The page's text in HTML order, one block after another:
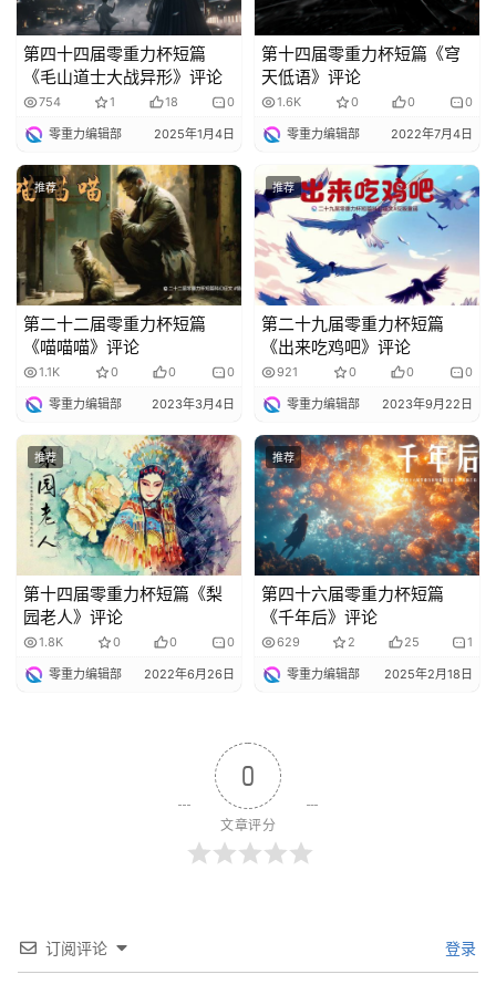
库
第四十四届零重力杯短篇
《毛山道士大战异形》评论
754 1 18 0
零重力编辑部 2025年1月4日
第十四届零重力杯短篇《穹
天低语》评论
1.6K 0 0 0
零重力编辑部 2022年7月4日
推荐
第二十二届零重力杯短篇
《喵喵喵》评论
1.1K 0 0 0
零重力编辑部 2023年3月4日
推荐
第二十九届零重力杯短篇
《出来吃鸡吧》评论
921 0 0 0
零重力编辑部 2023年9月22日
推荐
第十四届零重力杯短篇《梨
园老人》评论
1.8K 0 0 0
零重力编辑部 2022年6月26日
推荐
第四十六届零重力杯短篇
《千年后》评论
629 2 25 1
零重力编辑部 2025年2月18日
0
文章评分
订阅评论 登录